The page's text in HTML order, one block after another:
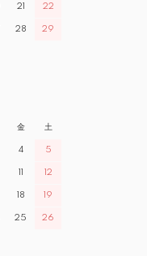
21 22
28 29
金 土
4 5
11 12
18 19
25 26